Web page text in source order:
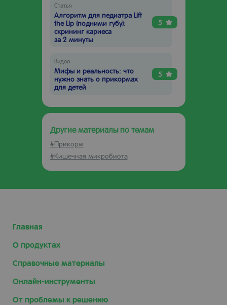
Статья
Алгоритм для педиатра Lift
the Lip (подними губу):
скрининг кариеса
за 2 минуты
5
Видео
Мифы и реальность: что
нужно знать о прикормах
для детей
5
Другие материалы по темам
#Прикорм
#Кишечная микробиота
Главная
О продуктах
Справочные материалы
Онлайн-инструменты
От проблемы к решению